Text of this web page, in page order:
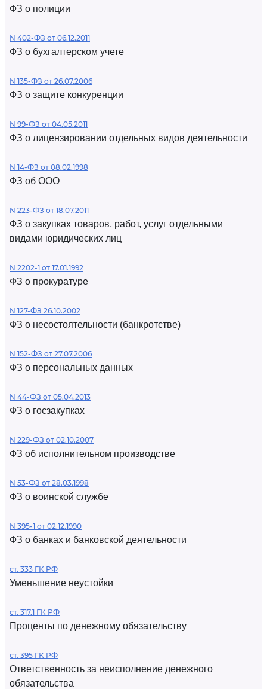
ФЗ о полиции
N 402-ФЗ от 06.12.2011
ФЗ о бухгалтерском учете
N 135-ФЗ от 26.07.2006
ФЗ о защите конкуренции
N 99-ФЗ от 04.05.2011
ФЗ о лицензировании отдельных видов деятельности
N 14-ФЗ от 08.02.1998
ФЗ об ООО
N 223-ФЗ от 18.07.2011
ФЗ о закупках товаров, работ, услуг отдельными
видами юридических лиц
N 2202-1 от 17.01.1992
ФЗ о прокуратуре
N 127-ФЗ 26.10.2002
ФЗ о несостоятельности (банкротстве)
N 152-ФЗ от 27.07.2006
ФЗ о персональных данных
N 44-ФЗ от 05.04.2013
ФЗ о госзакупках
N 229-ФЗ от 02.10.2007
ФЗ об исполнительном производстве
N 53-ФЗ от 28.03.1998
ФЗ о воинской службе
N 395-1 от 02.12.1990
ФЗ о банках и банковской деятельности
ст. 333 ГК РФ
Уменьшение неустойки
ст. 317.1 ГК РФ
Проценты по денежному обязательству
ст. 395 ГК РФ
Ответственность за неисполнение денежного
обязательства